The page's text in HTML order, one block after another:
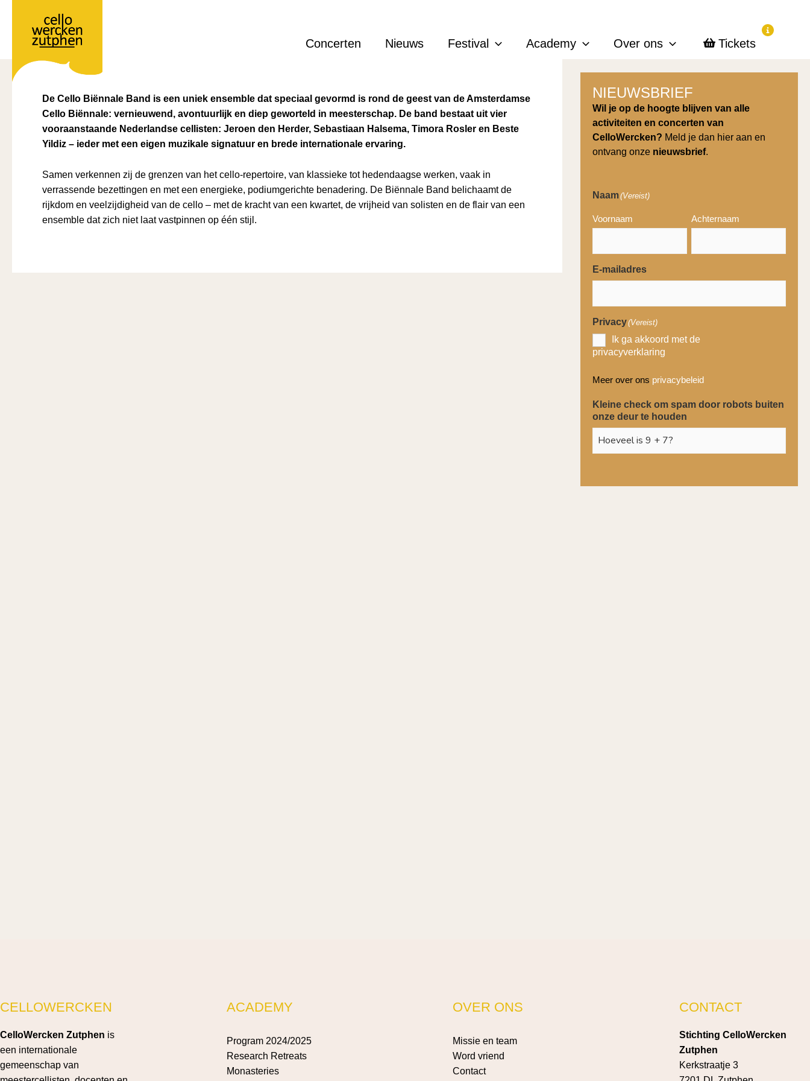
Concerten Nieuws Festival Academy Over ons Tickets
Cello Biënnale Band
Ensembles
De Cello Biënnale Band is een uniek ensemble dat speciaal gevormd is rond de geest van de Amsterdamse
Cello Biënnale: vernieuwend, avontuurlijk en diep geworteld in meesterschap. De band bestaat uit vier
vooraanstaande Nederlandse cellisten: Jeroen den Herder, Sebastiaan Halsema, Timora Rosler en Beste
Yildiz – ieder met een eigen muzikale signatuur en brede internationale ervaring.
Samen verkennen zij de grenzen van het cello-repertoire, van klassieke tot hedendaagse werken, vaak in
verrassende bezettingen en met een energieke, podiumgerichte benadering. De Biënnale Band belichaamt de
rijkdom en veelzijdigheid van de cello – met de kracht van een kwartet, de vrijheid van solisten en de flair van een
ensemble dat zich niet laat vastpinnen op één stijl.
NIEUWSBRIEF
Wil je op de hoogte blijven van alle
activiteiten en concerten van
CelloWercken? Meld je dan hier aan en
ontvang onze nieuwsbrief.
Naam(Vereist)
Voornaam Achternaam
E-mailadres
Privacy(Vereist)
Ik ga akkoord met de
privacyverklaring
Meer over ons privacybeleid
Kleine check om spam door robots buiten
onze deur te houden
CELLOWERCKEN
CelloWercken Zutphen is
een internationale
gemeenschap van
ACADEMY
Program 2024/2025
Research Retreats
Monasteries
OVER ONS
Missie en team
Word vriend
Contact
CONTACT
Stichting CelloWercken
Zutphen
Kerkstraatje 3